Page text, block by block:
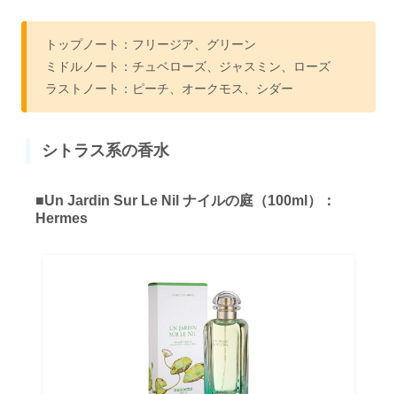
トップノート：フリージア、グリーン
ミドルノート：チュベローズ、ジャスミン、ローズ
ラストノート：ピーチ、オークモス、シダー
シトラス系の香水
■Un Jardin Sur Le Nil ナイルの庭（100ml）：
Hermes